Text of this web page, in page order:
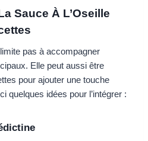
Sauce À L’Oseille
pas à accompagner
Elle peut aussi être
pour ajouter une touche
quelques idées pour l’intégrer :